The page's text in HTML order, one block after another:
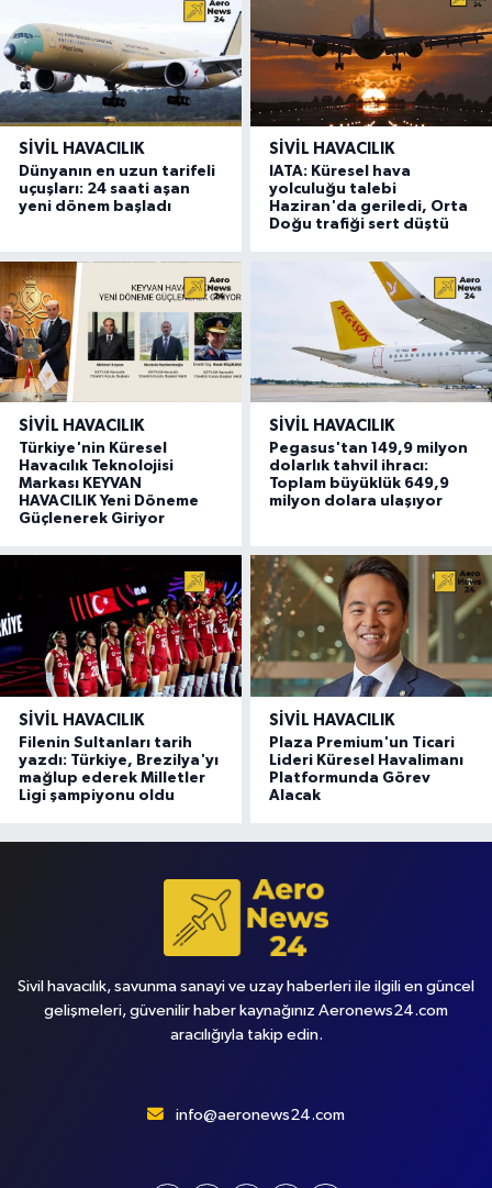
SIVIL HAVACILIK
Dünyanın en uzun tarifeli
uçuşları: 24 saati aşan
yeni dönem başladı
SIVIL HAVACILIK
IATA: Küresel hava
yolculuğu talebi
Haziran'da geriledi, Orta
Doğu trafiği sert düştü
SIVIL HAVACILIK
Türkiye'nin Küresel
Havacılık Teknolojisi
Markası KEYVAN
HAVACILIK Yeni Döneme
Güçlenerek Giriyor
SIVIL HAVACILIK
Pegasus'tan 149,9 milyon
dolarlık tahvil ihracı:
Toplam büyüklük 649,9
milyon dolara ulaşıyor
SIVIL HAVACILIK
Filenin Sultanları tarih
yazdı: Türkiye, Brezilya'yı
mağlup ederek Milletler
Ligi şampiyonu oldu
SIVIL HAVACILIK
Plaza Premium'un Ticari
Lideri Küresel Havalimanı
Platformunda Görev
Alacak
Sivil havacılık, savunma sanayi ve uzay haberleri ile ilgili en güncel
gelişmeleri, güvenilir haber kaynağınız Aeronews24.com
aracılığıyla takip edin.
info@aeronews24.com